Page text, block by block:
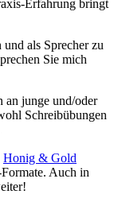
Erfahrung bringt
als Sprecher zu
Sie mich
an junge und/oder
Schreibübungen
Honig & Gold
Auch in